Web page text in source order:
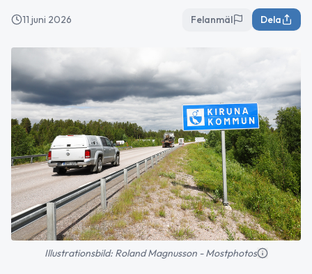
11 juni 2026 Felanmäl Dela
Illustrationsbild: Roland Magnusson - Mostphotos